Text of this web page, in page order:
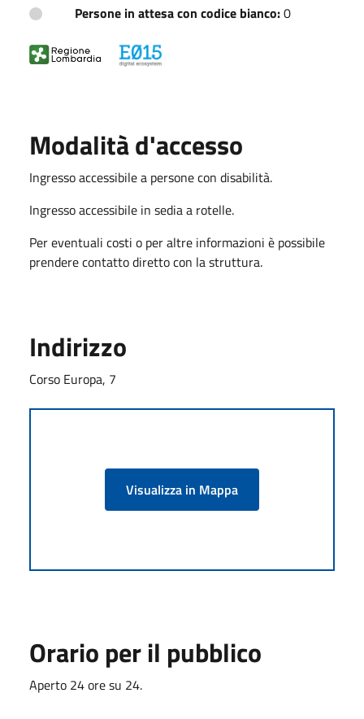
Persone in attesa con codice bianco:0
Modalità d'accesso
Ingresso accessibile a persone con disabilità.
Ingresso accessibile in sedia a rotelle.
Per eventuali costi o per altre informazioni è possibile
prendere contatto diretto con la struttura.
Indirizzo
Corso Europa, 7
Visualizza in Mappa
Orario per il pubblico
Aperto 24 ore su 24.